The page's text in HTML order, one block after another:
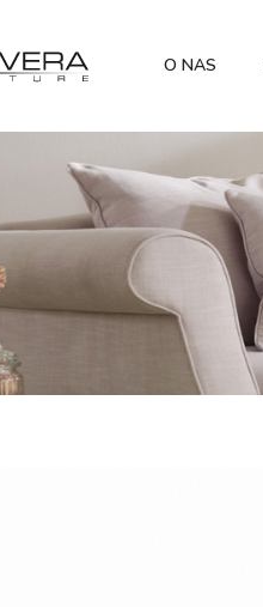
O NAS